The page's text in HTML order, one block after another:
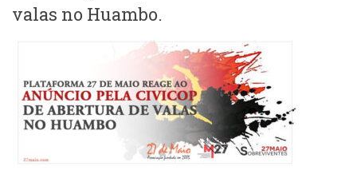
valas no Huambo.